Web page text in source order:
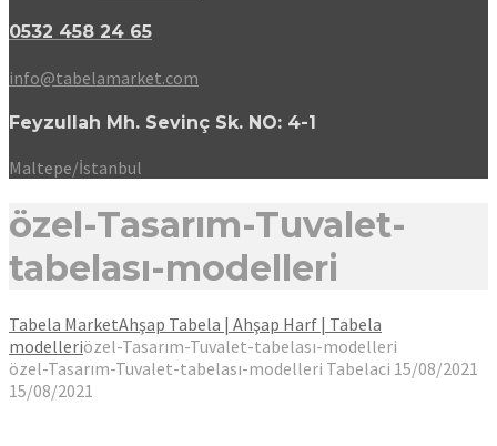
0532 458 24 65
info@tabelamarket.com
Feyzullah Mh. Sevinç Sk. NO: 4-1
Maltepe/İstanbul
özel-Tasarım-Tuvalet-
tabelası-modelleri
Tabela MarketAhşap Tabela | Ahşap Harf | Tabela
modelleriözel-Tasarım-Tuvalet-tabelası-modelleri
özel-Tasarım-Tuvalet-tabelası-modelleri Tabelaci 15/08/2021
15/08/2021